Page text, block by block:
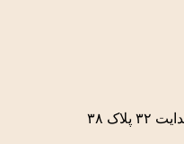
۳۸